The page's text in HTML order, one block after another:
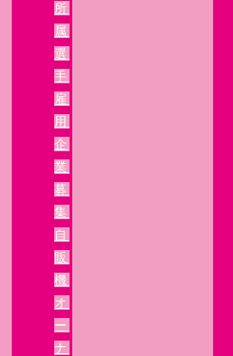
所
属
選
手
雇
用
企
業
募
集
自
販
機
オ
ー
ナ